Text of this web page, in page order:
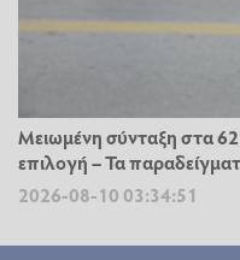
Μειωμένη σύνταξη στα 62:
επιλογή – Τα
2026-08-10 03:34:51